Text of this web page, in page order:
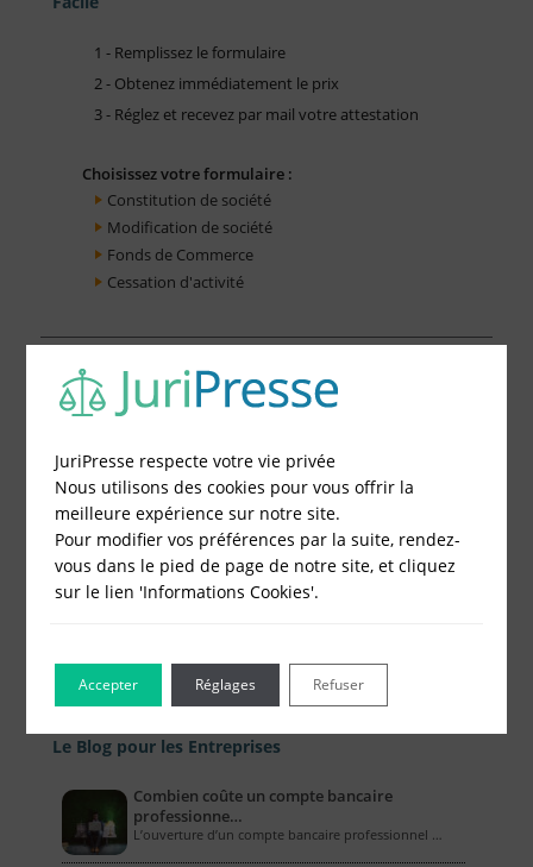
1 - Remplissez le formulaire
2 - Obtenez immédiatement le prix
3 - Réglez et recevez par mail votre attestation
Choisissez votre formulaire :
Constitution de société
Modification de société
Fonds de Commerce
Cessation d'activité
Le Blog pour les Entreprises
Combien coûte un compte bancaire
professionne…
L’ouverture d’un compte bancaire professionnel …
JuriPresse respecte votre vie privée
Nous utilisons des cookies pour vous offrir la
meilleure expérience sur notre site.
Pour modifier vos préférences par la suite, rendez-
vous dans le pied de page de notre site, et cliquez
sur le lien 'Informations Cookies'.
Accepter Refuser
Réglages